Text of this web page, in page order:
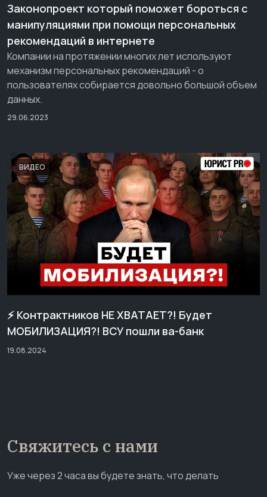
Законопроект который поможет бороться с
манипуляциями при помощи персональных
рекомендаций в интернете
Компании на протяжении многих лет используют
механизм персональных рекомендаций - о
пользователях собирается довольно большой объем
данных.
29.06.2023
ВИДЕО
⚡️ Контрактников НЕ ХВАТАЕТ?! Будет
МОБИЛИЗАЦИЯ?! ВСУ пошли ва-банк
19.08.2024
Свяжитесь с нами
Уже через 2 часа вы будете знать, что делать